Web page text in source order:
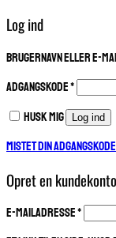
Log ind
Brugernavn eller e-
Adgangskode*
Husk mig
Log ind
Mistet din
Opret en kundekonto
E-mailadresse*